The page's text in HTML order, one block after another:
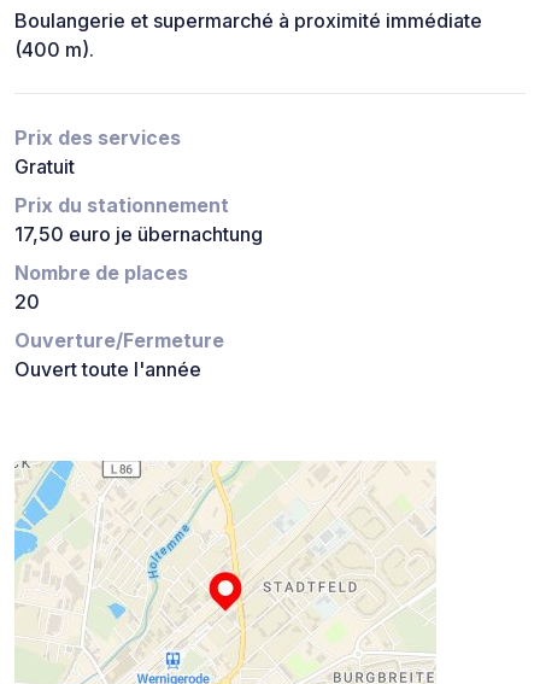
Boulangerie et supermarché à proximité immédiate
(400 m).
Prix des services
Gratuit
Prix du stationnement
17,50 euro je übernachtung
Nombre de places
20
Ouverture/Fermeture
Ouvert toute l'année